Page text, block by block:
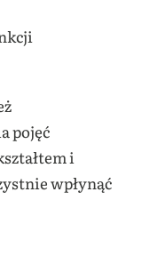
pojęć
i
wpłynąć